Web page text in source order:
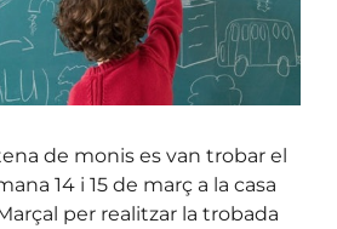
de monis es van trobar el
14 i 15 de març a la casa
per realitzar la trobada